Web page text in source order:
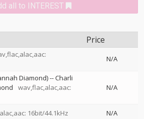
all to INTEREST
Price
N/A
Diamond)--Charli
wav,flac,alac,aac:
N/A
16bit/44.1kHz
N/A